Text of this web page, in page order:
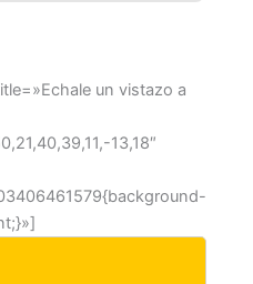
un vistazo a
13,18″